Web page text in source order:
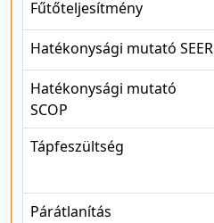
Fűtőteljesítmény
Hatékonysági mutató SEER
Hatékonysági mutató
SCOP
Tápfeszültség
Párátlanítás